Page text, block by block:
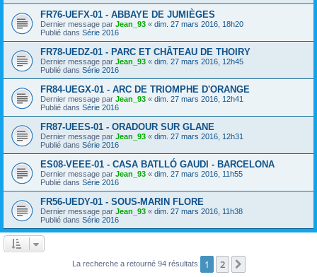
FR76-UEFX-01 - ABBAYE DE JUMIÈGES
Dernier message par Jean_93 « dim. 27 mars 2016, 18h20
Publié dans Série 2016
FR78-UEDZ-01 - PARC ET CHÂTEAU DE THOIRY
Dernier message par Jean_93 « dim. 27 mars 2016, 12h45
Publié dans Série 2016
FR84-UEGX-01 - ARC DE TRIOMPHE D'ORANGE
Dernier message par Jean_93 « dim. 27 mars 2016, 12h41
Publié dans Série 2016
FR87-UEES-01 - ORADOUR SUR GLANE
Dernier message par Jean_93 « dim. 27 mars 2016, 12h31
Publié dans Série 2016
ES08-VEEE-01 - CASA BATLLÓ GAUDI - BARCELONA
Dernier message par Jean_93 « dim. 27 mars 2016, 11h55
Publié dans Série 2016
FR56-UEDY-01 - SOUS-MARIN FLORE
Dernier message par Jean_93 « dim. 27 mars 2016, 11h38
Publié dans Série 2016
La recherche a retourné 94 résultats 1 2